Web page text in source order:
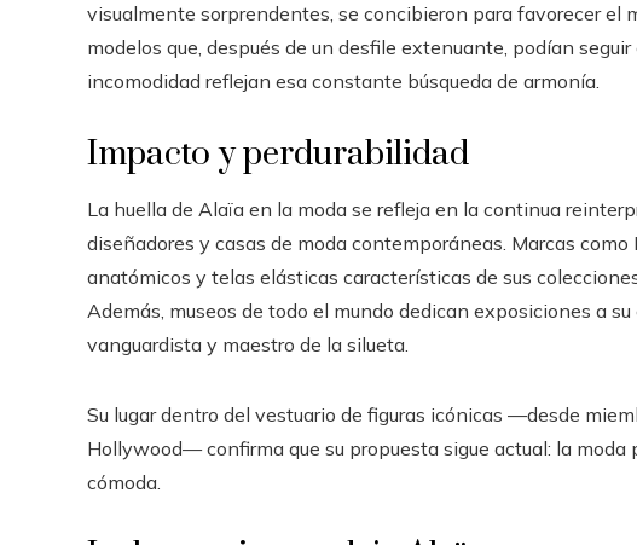
visualmente sorprendentes, se concibieron para favorecer el
modelos que, después de un desfile extenuante, podían
incomodidad reflejan esa constante búsqueda de armonía.
Impacto y perdurabilidad
La huella de Alaïa en la moda se refleja en la continua
diseñadores y casas de moda contemporáneas. Marcas
anatómicos y telas elásticas características de sus
Además, museos de todo el mundo dedican exposiciones a
vanguardista y maestro de la silueta.
Su lugar dentro del vestuario de figuras icónicas —desde
Hollywood— confirma que su propuesta sigue actual: la moda
cómoda.